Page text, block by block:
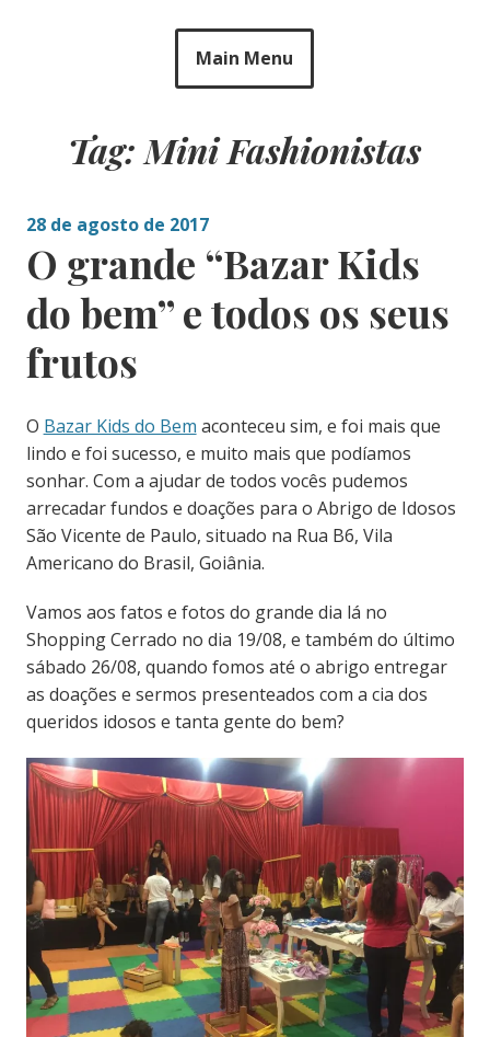
Main Menu
Tag: Mini Fashionistas
28 de agosto de 2017
O grande “Bazar Kids
do bem” e todos os seus
frutos
O Bazar Kids do Bem aconteceu sim, e foi mais que
lindo e foi sucesso, e muito mais que podíamos
sonhar. Com a ajudar de todos vocês pudemos
arrecadar fundos e doações para o Abrigo de Idosos
São Vicente de Paulo, situado na Rua B6, Vila
Americano do Brasil, Goiânia.
Vamos aos fatos e fotos do grande dia lá no
Shopping Cerrado no dia 19/08, e também do último
sábado 26/08, quando fomos até o abrigo entregar
as doações e sermos presenteados com a cia dos
queridos idosos e tanta gente do bem?